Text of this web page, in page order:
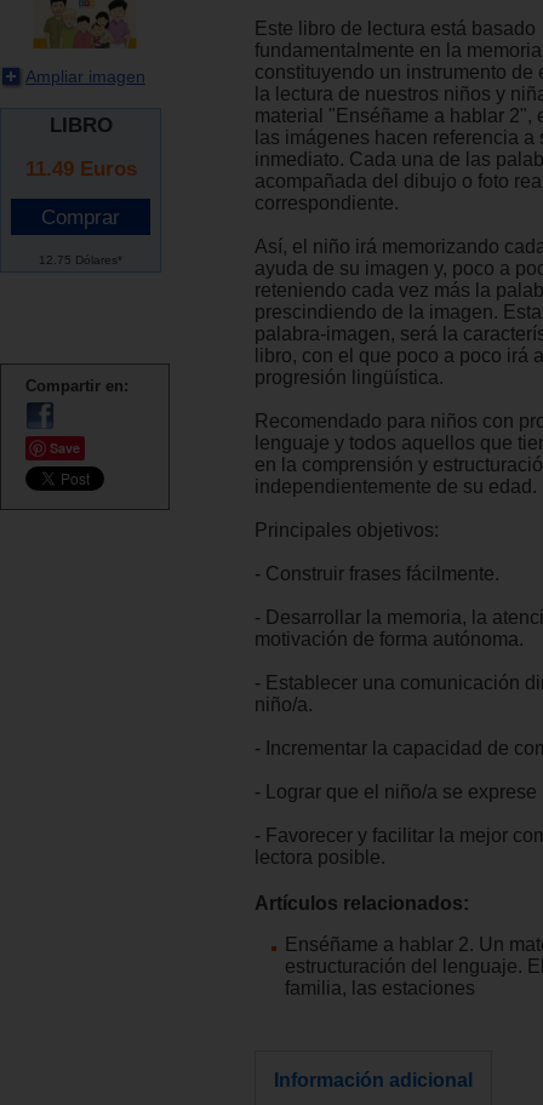
Ampliar imagen
LIBRO
11.49 Euros
12.75 Dólares*
Compartir en:
Save
Este libro de lectura está basado
fundamentalmente en la
constituyendo un instrumento de
la lectura de nuestros niños y
material "Enséñame a hablar 2",
las imágenes hacen referencia a
inmediato. Cada una de las
acompañada del dibujo o foto
correspondiente.
Así, el niño irá memorizando
ayuda de su imagen y, poco a
reteniendo cada vez más la
prescindiendo de la imagen.
palabra-imagen, será la
libro, con el que poco a poco irá
progresión lingüística.
Recomendado para niños con
lenguaje y todos aquellos que
en la comprensión y
independientemente de su edad.
Principales objetivos:
- Construir frases fácilmente.
- Desarrollar la memoria, la
motivación de forma autónoma.
- Establecer una comunicación
niño/a.
- Incrementar la capacidad de
- Lograr que el niño/a se
- Favorecer y facilitar la mejor
lectora posible.
Artículos relacionados:
Enséñame a hablar 2. Un
estructuración del lenguaje.
familia, las estaciones
Información adicional